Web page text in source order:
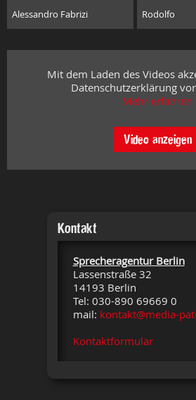
Alessandro Fabrizi Rodolfo
Mit dem Laden des Videos
Datenschutzerklärung
Mehr erfahren
Video anzeigen
Kontakt
Sprecheragentur Berlin
Lassenstraße 32
14193 Berlin
Tel: 030-890 69669 0
mail: kontakt@media-
Kontaktformular